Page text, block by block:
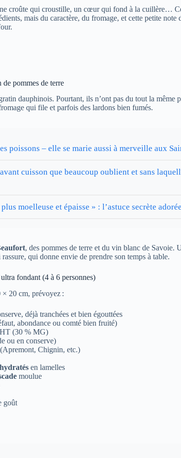
croûte qui croustille, un cœur qui fond à la cuillère…
mais du caractère, du fromage, et cette petite
pommes de terre
dauphinois. Pourtant, ils n’ont pas du tout la même
qui file et parfois des lardons bien fumés.
poissons – elle se marie aussi à merveille aux
cuisson que beaucoup oublient et sans
moelleuse et épaisse » : l’astuce secrète
, des pommes de terre et du vin blanc de Savoie.
qui donne envie de prendre son temps à table.
fondant (4 à 6 personnes)
20 cm, prévoyez :
déjà tranchées et bien égouttées
abondance ou comté bien fruité)
(30 % MG)
ou en conserve)
(Apremont, Chignin, etc.)
en lamelles
moulue
goût